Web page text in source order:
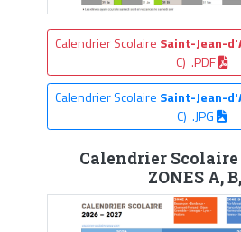
Calendrier Scolaire Saint-Jean-
C) .PDF
Calendrier Scolaire Saint-Jean-
C) .JPG
Calendrier Scolaire
ZONES A,